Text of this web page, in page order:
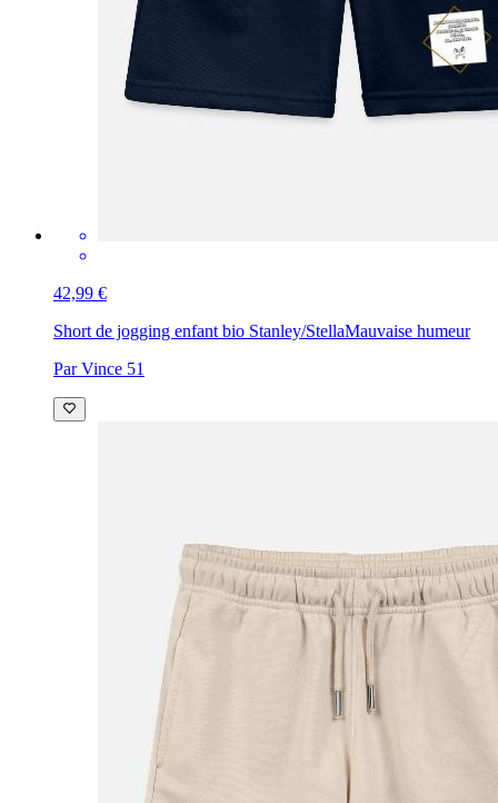
42,99 €
Short de jogging enfant bio Stanley/StellaMauvaise humeur
Par Vince 51